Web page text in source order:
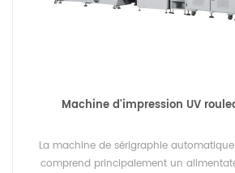
Machine d'impression UV
La machine de sérigraphie
comprend principalement un